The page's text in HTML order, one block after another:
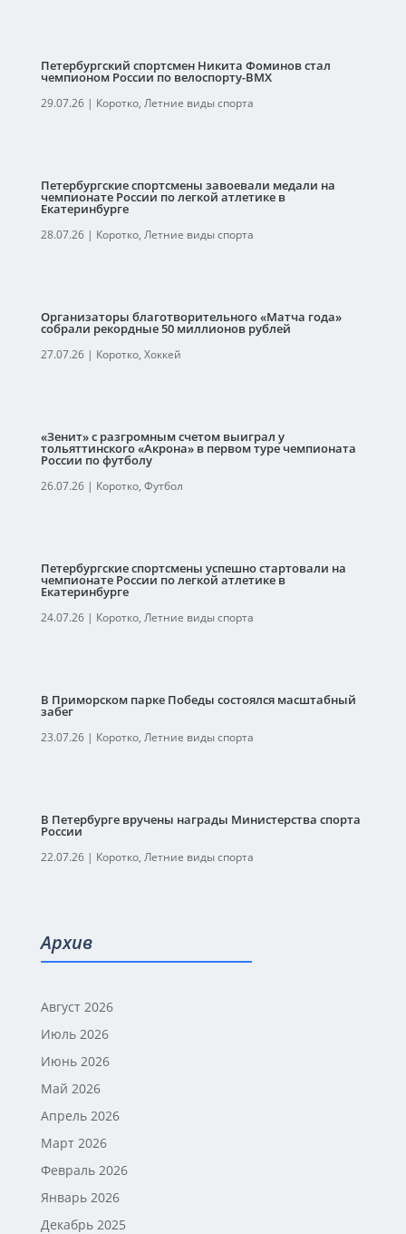
Петербургский спортсмен Никита Фоминов стал
чемпионом России по велоспорту-ВМХ
29.07.26| Коротко, Летние виды спорта
Петербургские спортсмены завоевали медали на
чемпионате России по легкой атлетике в
Екатеринбурге
28.07.26| Коротко, Летние виды спорта
Организаторы благотворительного «Матча года»
собрали рекордные 50 миллионов рублей
27.07.26| Коротко, Хоккей
«Зенит» с разгромным счетом выиграл у
тольяттинского «Акрона» в первом туре чемпионата
России по футболу
26.07.26| Коротко, Футбол
Петербургские спортсмены успешно стартовали на
чемпионате России по легкой атлетике в
Екатеринбурге
24.07.26| Коротко, Летние виды спорта
В Приморском парке Победы состоялся масштабный
забег
23.07.26| Коротко, Летние виды спорта
В Петербурге вручены награды Министерства спорта
России
22.07.26| Коротко, Летние виды спорта
Архив
Август 2026
Июль 2026
Июнь 2026
Май 2026
Апрель 2026
Март 2026
Февраль 2026
Январь 2026
Декабрь 2025